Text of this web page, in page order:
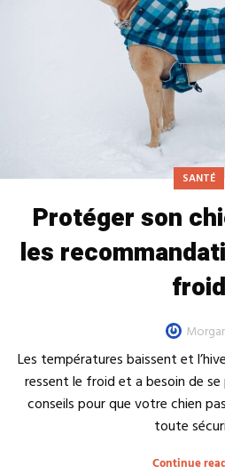
SANTÉ
Protéger son
les
froid
Les températures baissent et
ressent le froid et a besoin de
conseils pour que votre chien
toute
Continue